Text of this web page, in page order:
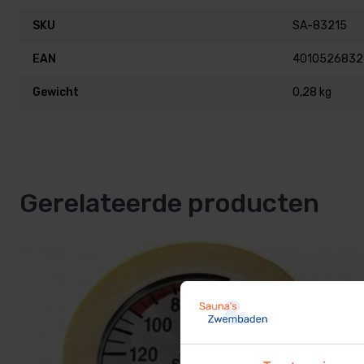
SKU SA-83215
EAN
Gewicht 0,28 kg
Gerelateerde producten